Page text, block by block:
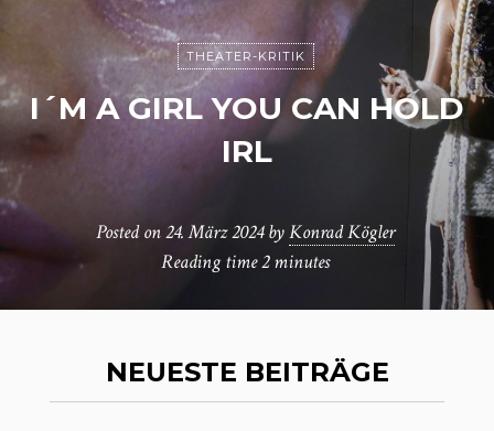
THEATER-KRITIK
I´M A GIRL YOU CAN HOLD
IRL
Posted on24. März 2024 byKonrad Kögler
Reading time2 minutes
NEUESTE BEITRÄGE